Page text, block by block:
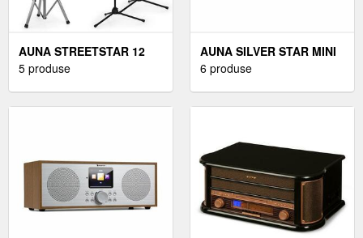
AUNA STREETSTAR 12
5 produse
AUNA SILVER STAR MINI
6 produse